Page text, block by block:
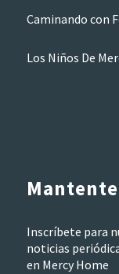
Caminando con
Los Niños De
Inscríbete para
noticias
en Mercy Home